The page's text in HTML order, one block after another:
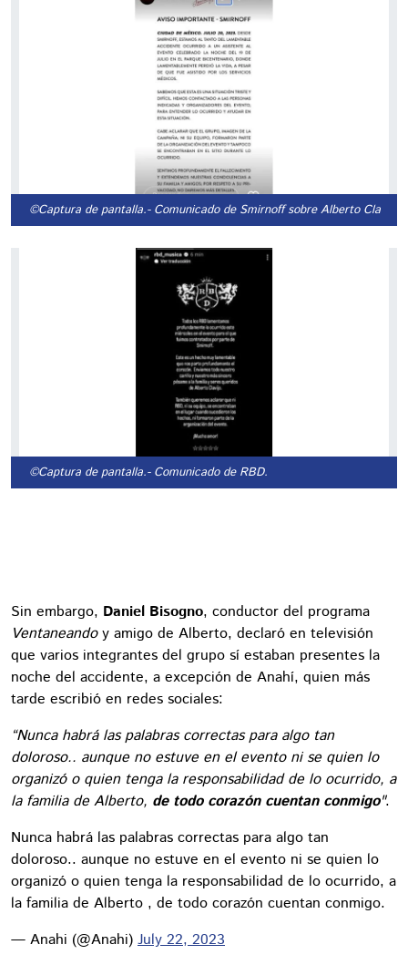
©Captura de pantalla.- Comunicado de Smirnoff sobre Alberto Clavijo.
©Captura de pantalla.- Comunicado de RBD.
Sin embargo, Daniel Bisogno, conductor del programa
Ventaneandoy amigo de Alberto, declaró en televisión
que varios integrantes del grupo sí estaban presentes la
noche del accidente, a excepción de Anahí, quien más
tarde escribió en redes sociales:
“Nunca habrá las palabras correctas para algo tan
doloroso.. aunque no estuve en el evento ni se quien lo
organizó o quien tenga la responsabilidad de lo ocurrido, a
la familia de Alberto, de todo corazón cuentan conmigo".
Nunca habrá las palabras correctas para algo tan
doloroso.. aunque no estuve en el evento ni se quien lo
organizó o quien tenga la responsabilidad de lo ocurrido, a
la familia de Alberto , de todo corazón cuentan conmigo.
— Anahi (@Anahi) July 22, 2023